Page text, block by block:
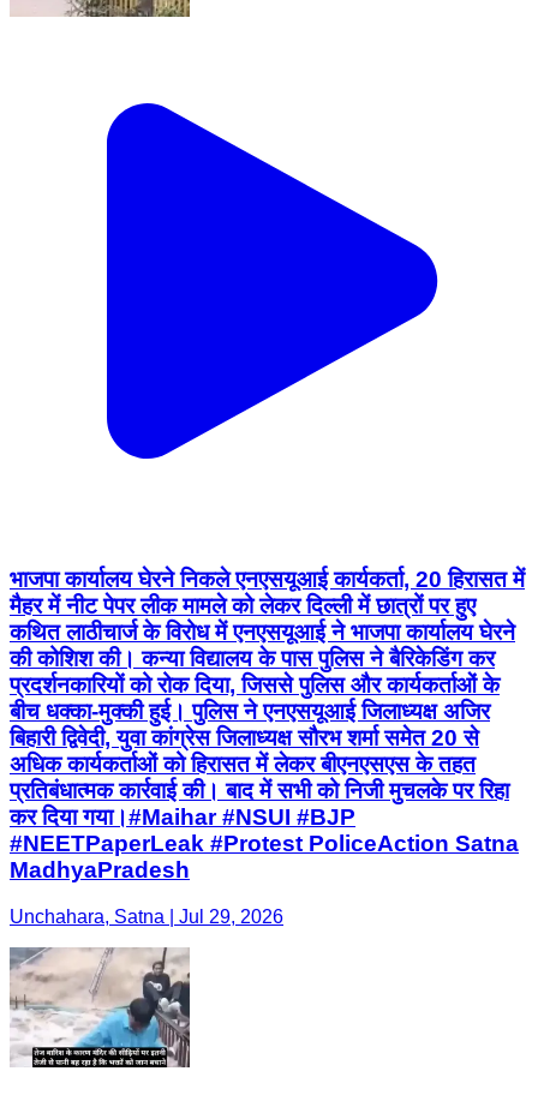
भाजपा कार्यालय घेरने निकले एनएसयूआई कार्यकर्ता, 20 हिरासत में
मैहर में नीट पेपर लीक मामले को लेकर दिल्ली में छात्रों पर हुए
कथित लाठीचार्ज के विरोध में एनएसयूआई ने भाजपा कार्यालय घेरने
की कोशिश की। कन्या विद्यालय के पास पुलिस ने बैरिकेडिंग कर
प्रदर्शनकारियों को रोक दिया, जिससे पुलिस और कार्यकर्ताओं के
बीच धक्का-मुक्की हुई। पुलिस ने एनएसयूआई जिलाध्यक्ष अजिर
बिहारी द्विवेदी, युवा कांग्रेस जिलाध्यक्ष सौरभ शर्मा समेत 20 से
अधिक कार्यकर्ताओं को हिरासत में लेकर बीएनएसएस के तहत
प्रतिबंधात्मक कार्रवाई की। बाद में सभी को निजी मुचलके पर रिहा
कर दिया गया।#Maihar #NSUI #BJP
#NEETPaperLeak #Protest PoliceAction Satna
MadhyaPradesh
Unchahara, Satna | Jul 29, 2026